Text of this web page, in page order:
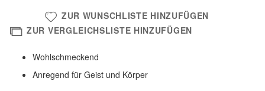
ZUR WUNSCHLISTE HINZUFÜGEN
ZUR VERGLEICHSLISTE HINZUFÜGEN
Wohlschmeckend
Anregend für Geist und Körper